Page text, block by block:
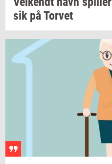
sikpåTor­vet